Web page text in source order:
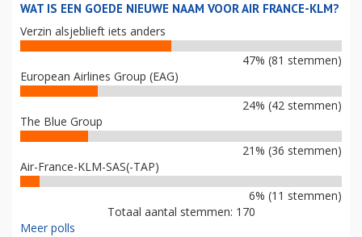
WAT IS EEN GOEDE NIEUWE NAAM VOOR AIR FRANCE-KLM?
Verzin alsjeblieft iets anders
47% (81 stemmen)
European Airlines Group (EAG)
24% (42 stemmen)
The Blue Group
21% (36 stemmen)
Air-France-KLM-SAS(-TAP)
6% (11 stemmen)
Totaal aantal stemmen: 170
Meer polls